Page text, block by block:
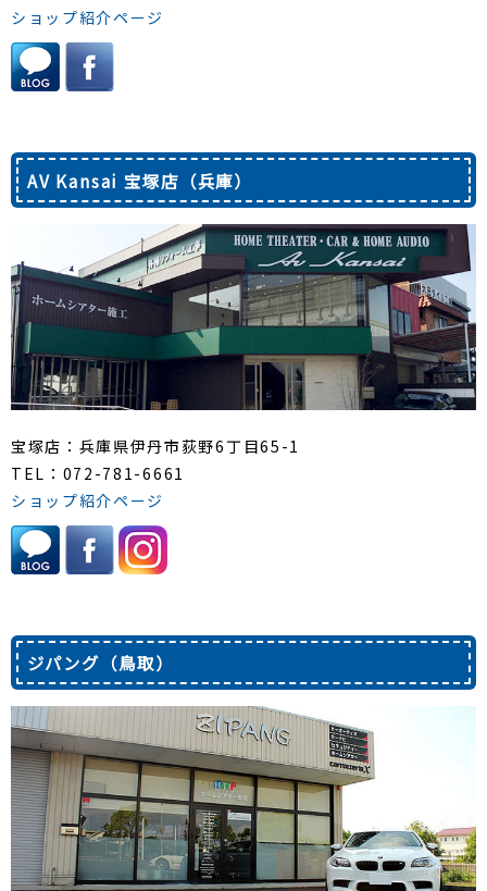
ショップ紹介ページ
AV Kansai 宝塚店（兵庫）
宝塚店：兵庫県伊丹市荻野6丁目65-1
TEL：072-781-6661
ショップ紹介ページ
ジパング（鳥取）